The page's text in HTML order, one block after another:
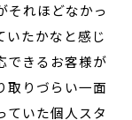
それほどなかっ
いたかなと感じ
できるお客様が
取りづらい一面
ていた個人スタ